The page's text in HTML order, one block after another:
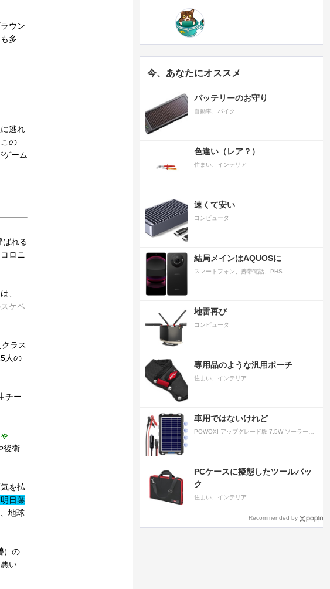
ウン
多
逃れ
の
ゲーム
ばれる
ロニ
、
ケベ
ラス
人の
チー
後衛
を払
日葉
地球
）の
い
今、あなたにオススメ
バッテリーのお守り
自動車、バイク
色違い（レア？）
住まい、インテリア
速くて安い
コンピュータ
結局メインはAQUOSに
スマートフォン、携帯電話、PHS
地雷再び
コンピュータ
専用品のような汎用ポーチ
住まい、インテリア
車用ではないけれど
PCケースに擬態したツールバッ
ク
住まい、インテリア
Recommended by